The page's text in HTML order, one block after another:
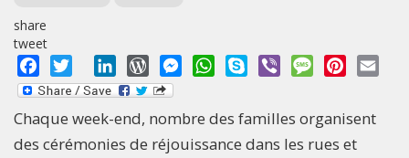
share
tweet
Facebook
Twitter LinkedInWordPressMessengerWhatsApp
Skype Viber MessagePinterest
Chaque week-end, nombre des familles organisent
des cérémonies de réjouissance dans les rues et